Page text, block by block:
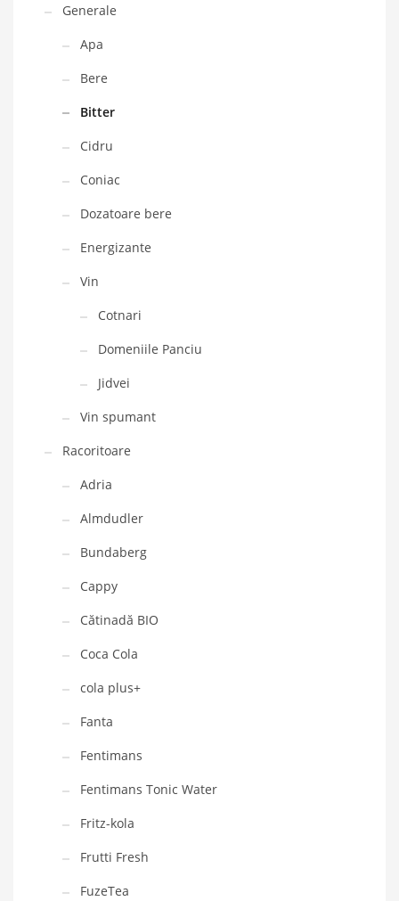
Generale
Apa
Bere
Bitter
Cidru
Coniac
Dozatoare bere
Energizante
Vin
Cotnari
Domeniile Panciu
Jidvei
Vin spumant
Racoritoare
Adria
Almdudler
Bundaberg
Cappy
Cătinadă BIO
Coca Cola
cola plus+
Fanta
Fentimans
Fentimans Tonic Water
Fritz-kola
Frutti Fresh
FuzeTea